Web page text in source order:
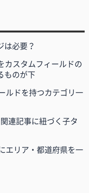
は必要？
カスタムフィールドの
ものが下
ルドを持つカテゴリ一
連記事に紐づく子タ
エリア・都道府県を一